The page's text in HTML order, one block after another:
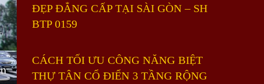
ĐẸP ĐẲNG CẤP TẠI SÀI GÒN – SH
BTP 0159
CÁCH TỐI ƯU CÔNG NĂNG BIỆT
THỰ TÂN CỔ ĐIỂN 3 TẦNG RỘNG